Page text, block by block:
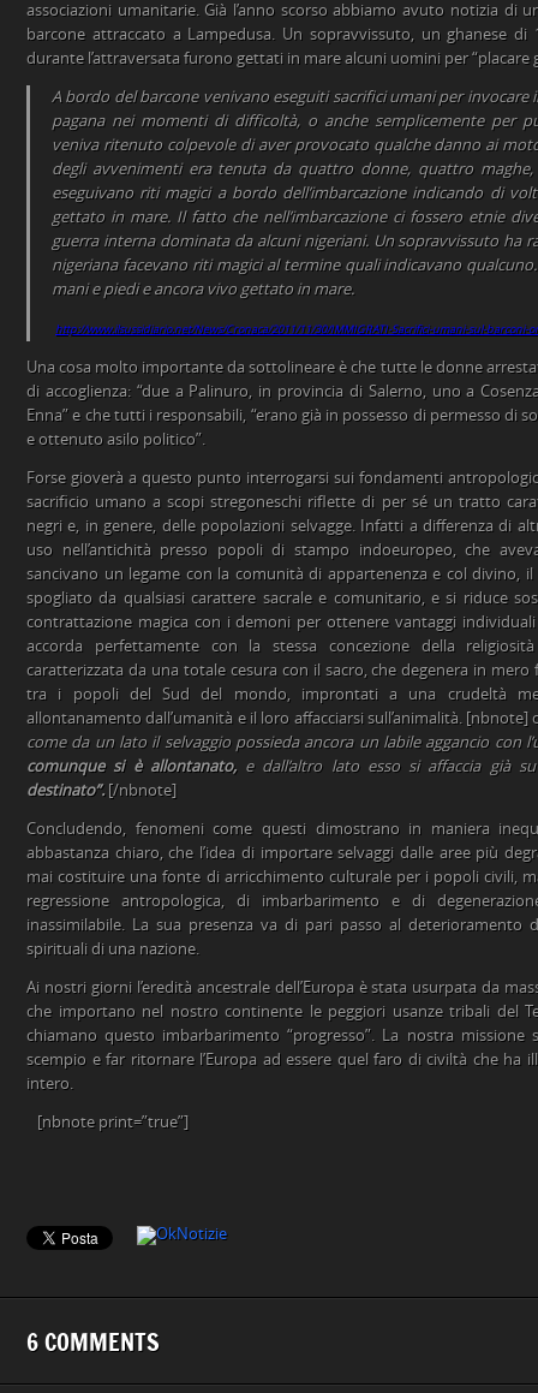
associazioni umanitarie. Già l’anno scorso abbiamo avuto notizia di
barcone attraccato a Lampedusa. Un sopravvissuto, un ghanese
durante l’attraversata furono gettati in mare alcuni uomini per “placare
A bordo del barcone venivano eseguiti sacrifici umani per invocare
pagana nei momenti di difficoltà, o anche semplicemente per
veniva ritenuto colpevole di aver provocato qualche danno ai
degli avvenimenti era tenuta da quattro donne, quattro maghe,
eseguivano riti magici a bordo dell’imbarcazione indicando di
gettato in mare. Il fatto che nell’imbarcazione ci fossero etnie
guerra interna dominata da alcuni nigeriani. Un sopravvissuto ha
nigeriana facevano riti magici al termine quali indicavano
mani e piedi e ancora vivo gettato in mare.
http://www.ilsussidiario.net/News/Cronaca/2011/11/30/IMMIGRATI-Sacrifici-umani-sul-barconi-
Una cosa molto importante da sottolineare è che tutte le donne
di accoglienza: “due a Palinuro, in provincia di Salerno, uno a
Enna” e che tutti i responsabili, “erano già in possesso di permesso di
e ottenuto asilo politico”.
Forse gioverà a questo punto interrogarsi sui fondamenti
sacrificio umano a scopi stregoneschi riflette di per sé un tratto
negri e, in genere, delle popolazioni selvagge. Infatti a differenza di
uso nell’antichità presso popoli di stampo indoeuropeo, che
sancivano un legame con la comunità di appartenenza e col divino,
spogliato da qualsiasi carattere sacrale e comunitario, e si riduce
contrattazione magica con i demoni per ottenere vantaggi
accorda perfettamente con la stessa concezione della
caratterizzata da una totale cesura con il sacro, che degenera in
tra i popoli del Sud del mondo, improntati a una crudeltà
allontanamento dall’umanità e il loro affacciarsi sull’animalità. [nbnote]
come da un lato il selvaggio possieda ancora un labile aggancio con
comunque si è allontanato, e dall’altro lato esso si affaccia già
destinato”. [/nbnote]
Concludendo, fenomeni come questi dimostrano in maniera
abbastanza chiaro, che l’idea di importare selvaggi dalle aree più
mai costituire una fonte di arricchimento culturale per i popoli civili,
regressione antropologica, di imbarbarimento e di
inassimilabile. La sua presenza va di pari passo al deterioramento
spirituali di una nazione.
Ai nostri giorni l’eredità ancestrale dell’Europa è stata usurpata da
che importano nel nostro continente le peggiori usanze tribali del
chiamano questo imbarbarimento “progresso”. La nostra missione
scempio e far ritornare l’Europa ad essere quel faro di civiltà che ha
intero.
[nbnote print=”true”]
6 COMMENTS